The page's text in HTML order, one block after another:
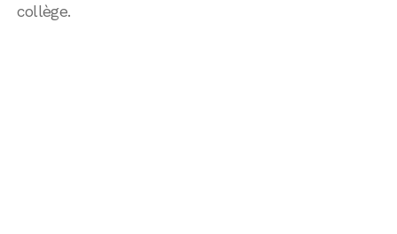
collège.